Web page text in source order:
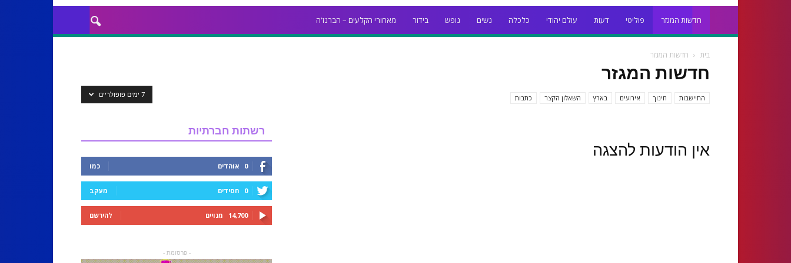
חדשות המגזר פוליטי דעות עולם יהודי כלכלה נשים נופש בידור מאחורי הקלעים – הברנז'ה
בית חדשות המגזר
חדשות המגזר
התיישבות חינוך אירועים בארץ השאלון הקצר כתבות 7 ימים פופולריים
אין הודעות להצגה
רשתות חברתיות
0 אוהדים כמו
0 חסידים מעקב
14,700 מנויים להירשם
- פרסומת -